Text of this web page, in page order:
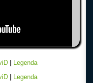
Legenda
Legenda